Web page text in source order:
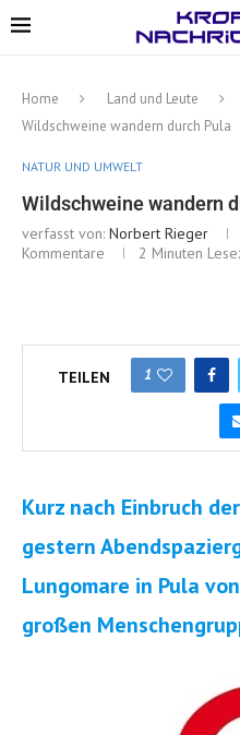
Home Land und Leute
Wildschweine wandern durch Pula
NATUR UND UMWELT
Wildschweine wandern
verfasst von: Norbert Rieger
Kommentare
2 Minuten
TEILEN 1
Kurz nach Einbruch
gestern
Lungomare in Pula
großen